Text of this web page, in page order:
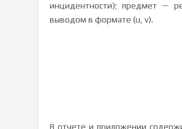
инцидентности); предмет —
выводом в формате (u, v).
В отчете и приложении